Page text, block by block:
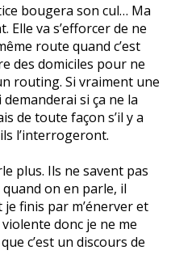
bougera son cul… Ma
Elle va s’efforcer de ne
route quand c’est
des domiciles pour ne
routing. Si vraiment une
si ça ne la
de toute façon s’il y a
l’interrogeront.
plus. Ils ne savent pas
on en parle, il
finis par m’énerver et
donc je ne me
c’est un discours de